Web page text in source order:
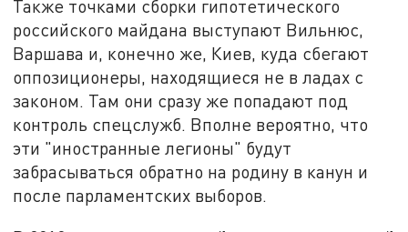
Также точками сборки гипотетического
российского майдана выступают Вильнюс,
Варшава и, конечно же, Киев, куда сбегают
оппозиционеры, находящиеся не в ладах с
законом. Там они сразу же попадают под
контроль спецслужб. Вполне вероятно, что
эти "иностранные легионы" будут
забрасываться обратно на родину в канун и
после парламентских выборов.